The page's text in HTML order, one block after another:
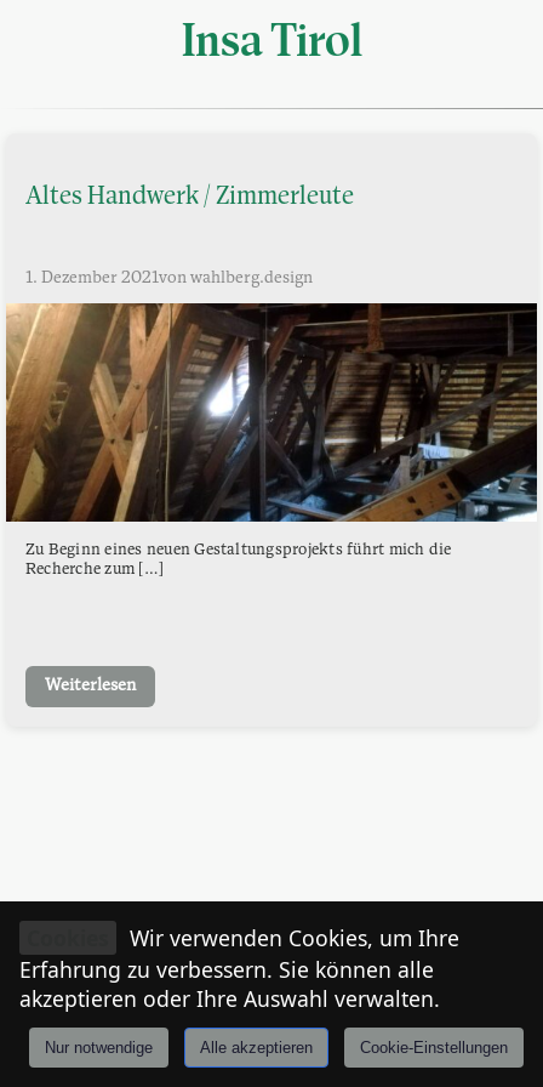
Insa Tirol
Altes Handwerk / Zimmerleute
1. Dezember 2021von wahlberg.design
Zu Beginn eines neuen Gestaltungsprojekts führt mich die
Recherche zum […]
Weiterlesen
Anmelden Tiroler
Wir verwenden Cookies, um Ihre
Erfahrung zu verbessern. Sie können alle
akzeptieren oder Ihre Auswahl verwalten.
Nur notwendige Alle akzeptieren Cookie-Einstellungen